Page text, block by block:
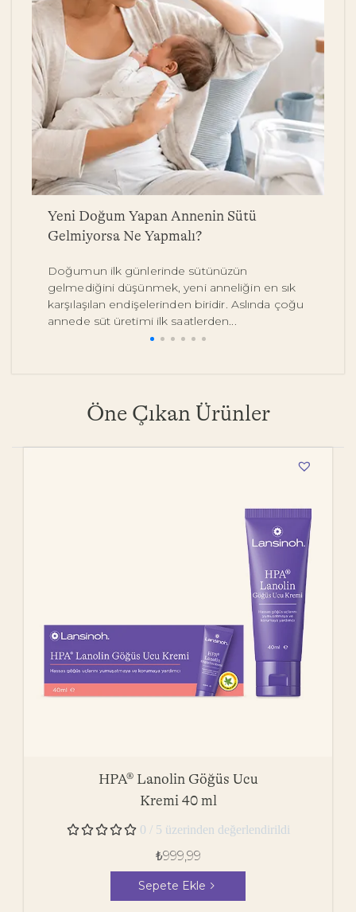
Yeni Doğum Yapan Annenin Sütü
Gelmiyorsa Ne Yapmalı?
Doğumun ilk günlerinde sütünüzün
gelmediğini düşünmek, yeni anneliğin en sık
karşılaşılan endişelerinden biridir. Aslında çoğu
annede süt üretimi ilk saatlerden...
Öne Çıkan Ürünler
HPA® Lanolin Göğüs Ucu
Kremi 40 ml
 0 / 5 üzerinden değerlendirildi
₺999,99
Sepete Ekle